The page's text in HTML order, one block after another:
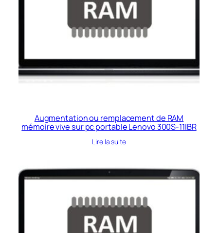
Augmentation ou remplacement de RAM
mémoire vive sur pc portable Lenovo 300S-11IBR
Lire la suite